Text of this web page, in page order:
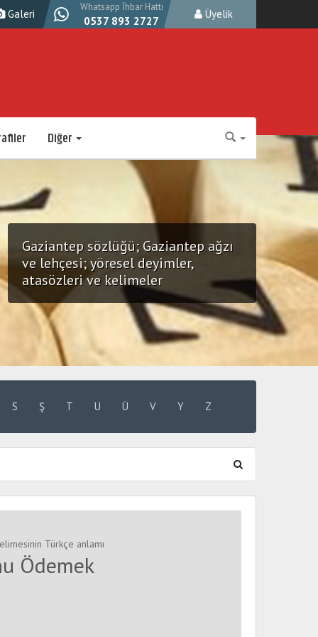
Galeri
Whatsapp İhbar Hattı
0537 893 2727
Üyelik
Diğer
Gaziantep sözlüğü; Gaziantep ağzı
ve lehçesi; yöresel deyimler,
atasözleri ve kelimeler
S Ş T U Ü V Y Z
Türkçe anlamı
Ödemek